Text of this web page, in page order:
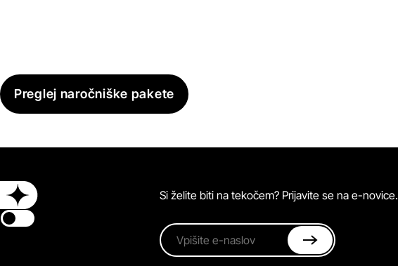
Preglej naročniške pakete
Switch theme
Si želite biti na tekočem? Prijavite se na e-novice.
Vpišite e-naslov